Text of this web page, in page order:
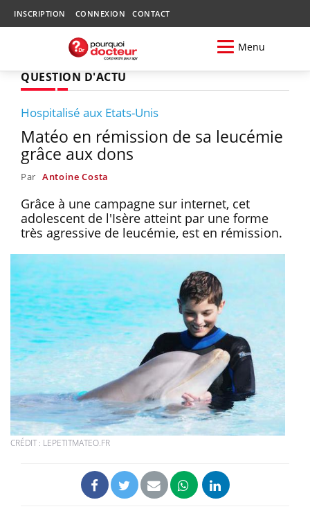
INSCRIPTION CONNEXION CONTACT
Menu
QUESTION D'ACTU
Hospitalisé aux Etats-Unis
Matéo en rémission de sa leucémie
grâce aux dons
Par Antoine Costa
Grâce à une campagne sur internet, cet
adolescent de l'Isère atteint par une forme
très agressive de leucémie, est en rémission.
CRÉDIT : LEPETITMATEO.FR